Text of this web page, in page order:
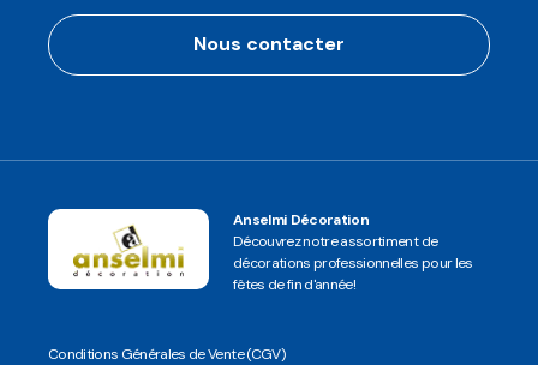
Nous contacter
Anselmi Décoration
Découvrez notre assortiment de
décorations professionnelles pour les
fêtes de fin d'année!
Conditions Générales de Vente (CGV)